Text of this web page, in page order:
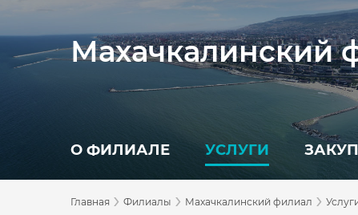
Махачкалинский
О ФИЛИАЛЕ УСЛУГИ
Главная › Филиалы › Махачкалинский филиал ›